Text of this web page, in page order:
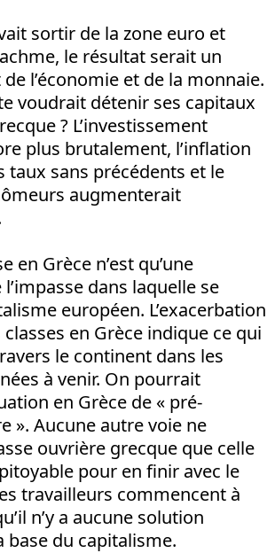
sortir de la zone euro et
le résultat serait un
l’économie et de la monnaie.
voudrait détenir ses capitaux
? L’investissement
plus brutalement, l’inflation
taux sans précédents et le
augmenterait
en Grèce n’est qu’une
dans laquelle se
européen. L’exacerbation
en Grèce indique ce qui
le continent dans les
à venir. On pourrait
en Grèce de « pré-
». Aucune autre voie ne
ouvrière grecque que celle
pour en finir avec le
travailleurs commencent à
n’y a aucune solution
base du capitalisme.